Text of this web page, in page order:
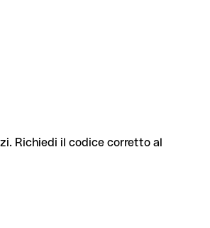
Richiedi il codice corretto al